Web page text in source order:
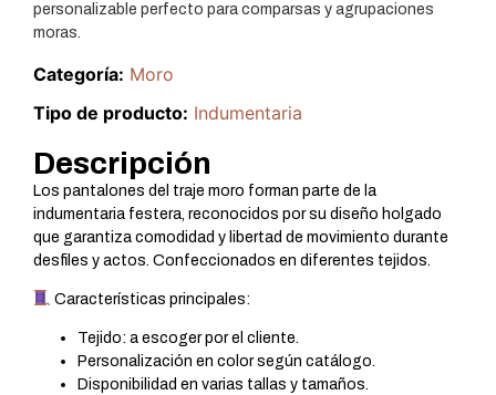
personalizable perfecto para comparsas y agrupaciones
moras.
Categoría: Moro
Tipo de producto: Indumentaria
Descripción
Los pantalones del traje moro forman parte de la
indumentaria festera, reconocidos por su diseño holgado
que garantiza comodidad y libertad de movimiento durante
desfiles y actos. Confeccionados en diferentes tejidos.
Características principales:
Tejido: a escoger por el cliente.
Personalización en color según catálogo.
Disponibilidad en varias tallas y tamaños.